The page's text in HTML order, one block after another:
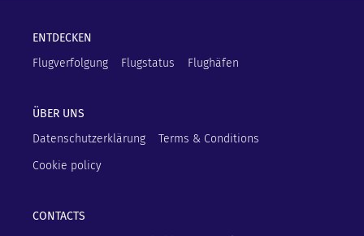
ENTDECKEN
Flugverfolgung
Flugstatus Flughäfen
ÜBER UNS
Datenschutzerklärung
Terms & Conditions
Cookie policy
CONTACTS